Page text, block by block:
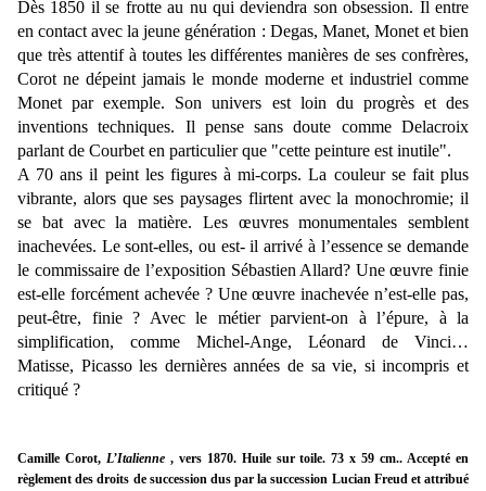
Dès 1850 il se frotte au nu qui deviendra sonobsession. Il entre
en contact avec la jeune génération : Degas, Manet, Monet et bien
que très attentif à toutes les différentes manières de ses confrères,
Corot ne dépeint jamais le monde moderne et industriel comme
Monet par exemple. Son univers est loin du progrès et des
inventions techniques. Il pense sans doute comme Delacroix
parlant de Courbet en particulier que "cette peinture est inutile".
A 70 ans il peint les figures à mi-corps. La couleur se fait plus
vibrante, alors que ses paysages flirtent avec la monochromie; il
se bat avec la matière. Les œuvres monumentales semblent
inachevées. Le sont-elles, ou est- il arrivé à l’essence se demande
le commissaire de l’exposition Sébastien Allard? Une œuvre finie
est-elle forcément achevée ? Une œuvre inachevée n’est-elle pas,
peut-être, finie ? Avec le métier parvient-on à l’épure, à la
simplification, comme Michel-Ange, Léonard de Vinci…
Matisse, Picasso les dernières années de sa vie, si incompris et
critiqué ?
Camille Corot, L’Italienne, vers 1870. Huile sur toile. 73 x 59 cm.. Accepté en
règlement des droits de succession dus par la succession Lucian Freud et attribué